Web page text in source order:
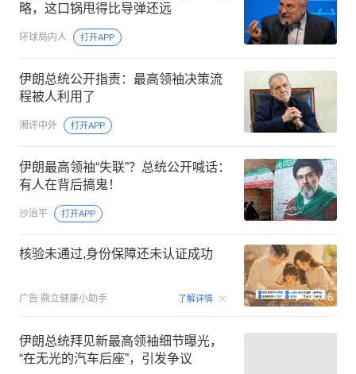
略，这口锅甩得比导弹还远
环球局内人 打开APP
伊朗总统公开指责：最高领袖决策流
程被人利用了
湘评中外 打开APP
伊朗最高领袖“失联”？总统公开喊话：
有人在背后搞鬼！
沙治平 打开APP
核验未通过,身份保障还未认证成功
广告 鼎立健康小助手 了解详情 00:08
伊朗总统拜见新最高领袖细节曝光，
“在无光的汽车后座”，引发争议